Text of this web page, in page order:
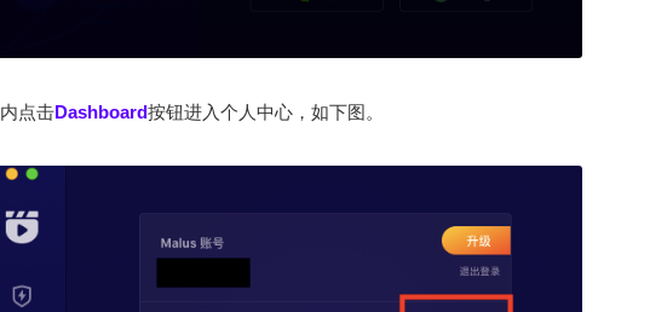
内点击Dashboard按钮进入个人中心，如下图。